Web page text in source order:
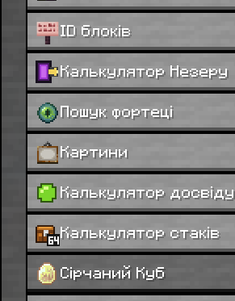
ID блоків
Калькулятор Незеру
Пошук фортеці
Картини
Калькулятор досвіду
Калькулятор стаків
Сірчаний Куб